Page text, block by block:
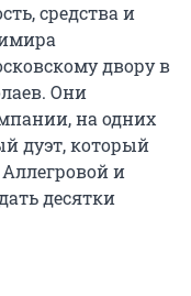
средства и
двору в
Они
на одних
дуэт, который
и
десятки